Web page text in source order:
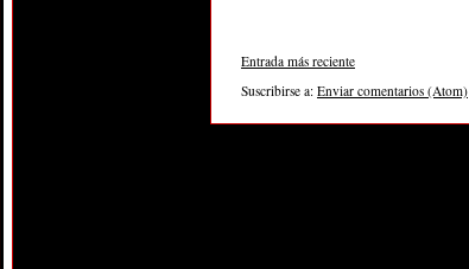
Entrada más reciente
Suscribirse a: Enviar comentarios (Atom)